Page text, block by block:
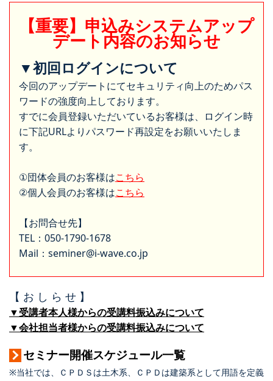
【重要】申込みシステムアップ
デート内容のお知らせ
▼初回ログインについて
今回のアップデートにてセキュリティ向上のためパス
ワードの強度向上しております。
すでに会員登録いただいているお客様は、ログイン時
に下記URLよりパスワード再設定をお願いいたしま
す。
①団体会員のお客様はこちら
②個人会員のお客様はこちら
【お問合せ先】
TEL：050-1790-1678
Mail：seminer@i-wave.co.jp
【 お し ら せ 】
▼受講者本人様からの受講料振込みについて
▼会社担当者様からの受講料振込みについて
セミナー開催スケジュール一覧
※当社では、ＣＰＤＳは土木系、ＣＰＤは建築系として用語を定義